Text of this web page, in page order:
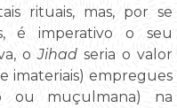
rituais, mas, por se
é imperativo o seu
oJihad seria o valor
imateriais) empregues
ou muçulmana) na